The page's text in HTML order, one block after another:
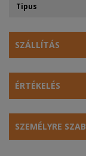
Tipus
SZÁLLÍTÁS
ÉRTÉKELÉS
SZEMÉLYRE